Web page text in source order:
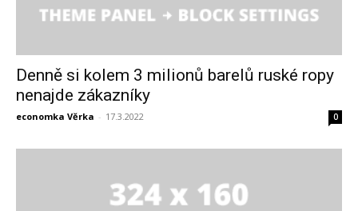
Denně si kolem 3 milionů barelů ruské ropy
nenajde zákazníky
economka Věrka - 17.3.2022 0